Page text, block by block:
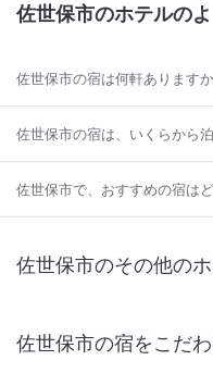
佐世保市のホテルの
佐世保市の宿は何軒あります
佐世保市の宿は、いくらから
佐世保市で、おすすめの宿は
佐世保市のその他の
佐世保市の宿をこだ